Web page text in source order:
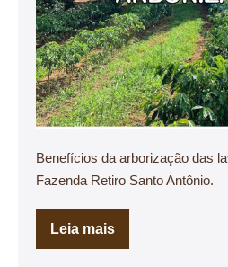
Benefícios da arborização das
Fazenda Retiro Santo Antônio.
Leia mais